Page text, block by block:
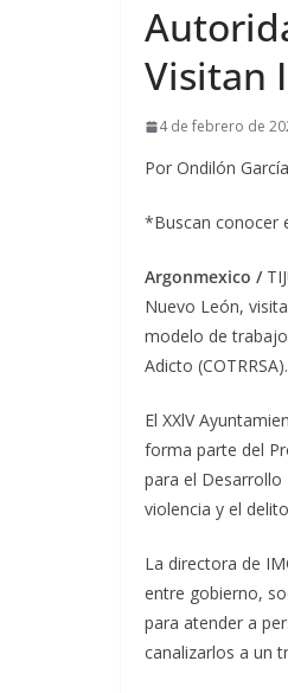
Visitan
4 de febrero de
Por Ondilón García
*Buscan conocer
Argonmexico /
Nuevo León,
modelo de
Adicto (COTRRSA).
El XXlV
forma parte del
para el Desarrollo
violencia y el
La directora de
entre gobierno,
para atender a
canalizarlos a un